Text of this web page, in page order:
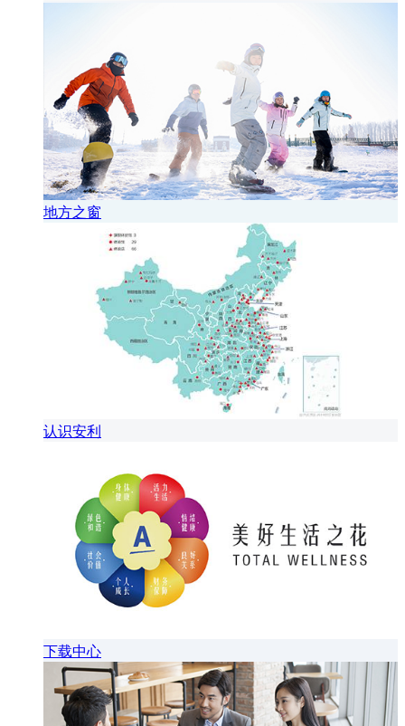
地方之窗
认识安利
下载中心